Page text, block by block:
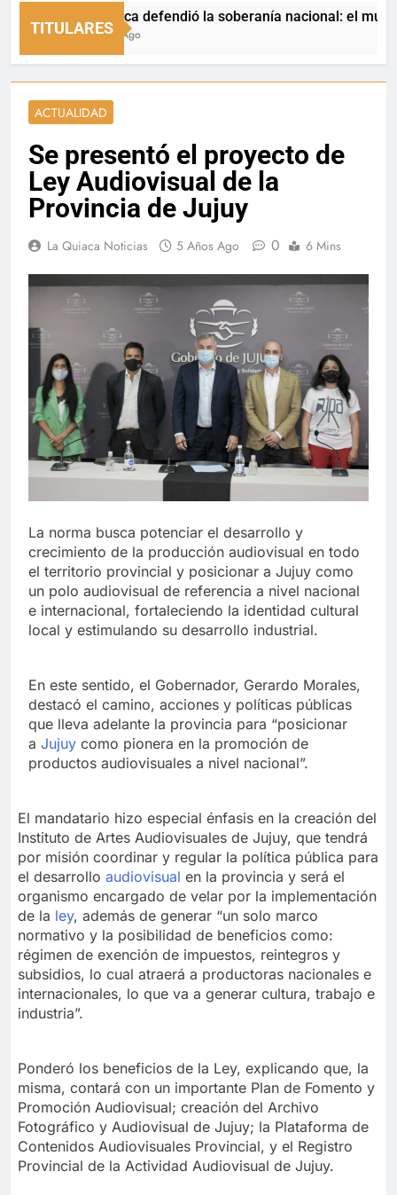
TITULARES
La Quiaca defendió la soberanía nacional: el municipio
21 Horas Ago
ACTUALIDAD
Se presentó el proyecto de
Ley Audiovisual de la
Provincia de Jujuy
La Quiaca Noticias 5 Años Ago 0 6 Mins
La norma busca potenciar el desarrollo y
crecimiento de la producción audiovisual en todo
el territorio provincial y posicionar a Jujuy como
un polo audiovisual de referencia a nivel nacional
e internacional, fortaleciendo la identidad cultural
local y estimulando su desarrollo industrial.
En este sentido, el Gobernador, Gerardo Morales,
destacó el camino, acciones y políticas públicas
que lleva adelante la provincia para “posicionar
a Jujuy como pionera en la promoción de
productos audiovisuales a nivel nacional”.
El mandatario hizo especial énfasis en la creación del
Instituto de Artes Audiovisuales de Jujuy, que tendrá
por misión coordinar y regular la política pública para
el desarrollo audiovisual en la provincia y será el
organismo encargado de velar por la implementación
de la ley, además de generar “un solo marco
normativo y la posibilidad de beneficios como:
régimen de exención de impuestos, reintegros y
subsidios, lo cual atraerá a productoras nacionales e
internacionales, lo que va a generar cultura, trabajo e
industria”.
Ponderó los beneficios de la Ley, explicando que, la
misma, contará con un importante Plan de Fomento y
Promoción Audiovisual; creación del Archivo
Fotográfico y Audiovisual de Jujuy; la Plataforma de
Contenidos Audiovisuales Provincial, y el Registro
Provincial de la Actividad Audiovisual de Jujuy.